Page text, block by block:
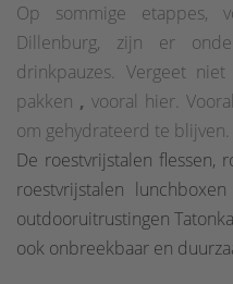
Op sommige etappes,
Dillenburg, zijn er
drinkpauzes. Vergeet
pakken , vooral hier.
om gehydrateerd te blijven.
De roestvrijstalen flessen,
roestvrijstalen
outdooruitrustingen
ook onbreekbaar en